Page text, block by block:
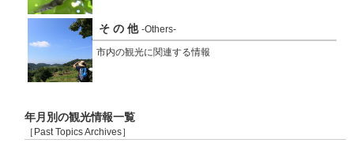
そ の 他 -Others-
市内の観光に関連する情報
年月別の観光情報一覧
［Past Topics Archives］